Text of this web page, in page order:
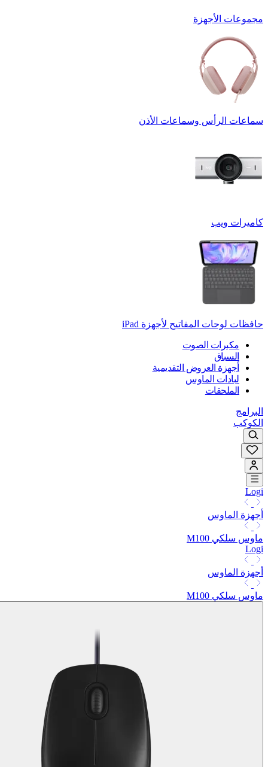
مجموعات الأجهزة
سماعات الرأس وسماعات الأذن
كاميرات ويب
حافظات لوحات المفاتيح لأجهزة ‏iPad
مكبرات الصوت
السباق
أجهزة العروض التقديمية
لبادات الماوس
الملحقات
البرامج
الكوكب
Logi
أجهزة الماوس
ماوس سلكي M100
Logi
أجهزة الماوس
ماوس سلكي M100